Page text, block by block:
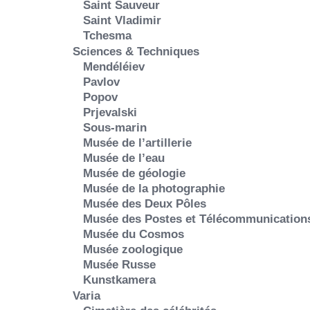
Saint Sauveur
Saint Vladimir
Tchesma
Sciences & Techniques
Mendéléiev
Pavlov
Popov
Prjevalski
Sous-marin
Musée de l’artillerie
Musée de l’eau
Musée de géologie
Musée de la photographie
Musée des Deux Pôles
Musée des Postes et
Musée du Cosmos
Musée zoologique
Musée Russe
Kunstkamera
Varia